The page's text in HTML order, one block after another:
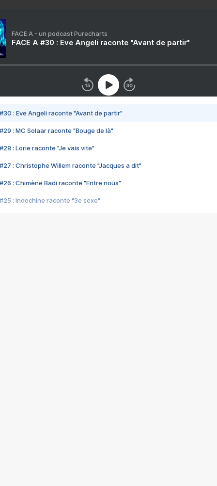
FACE A - un podcast Purecharts
FACE A #30 : Eve Angeli raconte "Avant de partir"
#30 : Eve Angeli raconte "Avant de partir"
#29 : MC Solaar raconte "Bouge de là"
#28 : Lorie raconte "Je vais vite"
#27 : Christophe Willem raconte "Jacques a dit"
#26 : Chimène Badi raconte "Entre nous"
#25 : Indochine raconte "3e sexe"